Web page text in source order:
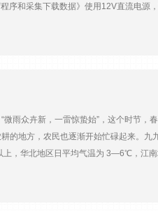
和采集下载数据》使用12V直流电源
述。通信协议传统方法传统上，数据
P、FTP和SMTPCR6 数据采集器上支
示器，和一个 16 键的键盘。 有两种
则为便携式CR1000KD键盘显示器可
存储方法允许用户把相似的数据进行
不同的是，CRBasic提供用于测量和(
雨众卉新，一雷惊蛰始”，这个时节，
的地方，农民也逐渐开始忙碌起来。
上，华北地区日平均气温为 3—6℃，
生机。春雷响起，冬眠的动物开始苏